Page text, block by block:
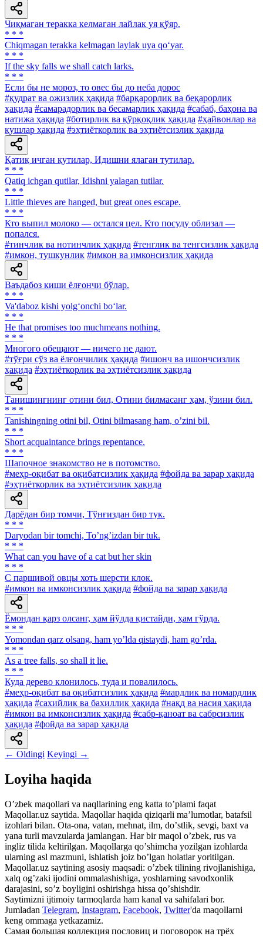
Чиқмаган теракка келмаган лайлак уя қўяр.
* * *
Chiqmagan terakka kelmagan laylak uya qo‘yar.
* * *
If the sky falls we shall catch larks.
* * *
Если бы не мороз, то овес бы до неба дорос
#қудрат ва ожизлик ҳақида #барқарорлик ва беқарорлик
ҳақида #самарадорлик ва бесамарлик ҳақида #сабаб, баҳона ва
натижа ҳақида #ботирлик ва қўрқоқлик ҳақида #ҳайвонлар ва
қушлар ҳақида #эҳтиёткорлик ва эҳтиётсизлик ҳақида
Қатиқ ичган қутилар, Идишни ялаган тутилар.
* * *
Qatiq ichgan qutilar, Idishni yalagan tutilar.
* * *
Little thieves are hanged, but great ones escape.
* * *
Кто выпил молоко — остался цел. Кто посуду облизал —
попался.
#тинчлик ва нотинчлик ҳақида #тенглик ва тенгсизлик ҳақида
#имкон, тушкунлик #имкон ва имконсизлик ҳақида
Ваъдабоз киши ёлғончи бўлар.
* * *
Va'daboz kishi yolg‘onchi bo‘lar.
* * *
He that promises too muchmeans nothing.
* * *
Многого обещают — ничего не дают.
#тўғри сўз ва ёлғончилик ҳақида #ишонч ва ишончсизлик
ҳақида #эҳтиёткорлик ва эҳтиётсизлик ҳақида
Танишингнинг отини бил, Отини билмасанг ҳам, ўзини бил.
* * *
Tanishingning otini bil, Otini bilmasang ham, oʼzini bil.
* * *
Short acquaintance brings repentance.
* * *
Шапочное знакомство не в потомство.
#меҳр-оқибат ва оқибатсизлик ҳақида #фойда ва зарар ҳақида
#эҳтиёткорлик ва эҳтиётсизлик ҳақида
Дарёдан бир томчи, Тўнғиздан бир тук.
* * *
Daryodan bir tomchi, Toʼngʼizdan bir tuk.
* * *
What can you have of a cat but her skin
* * *
С паршивой овцы хоть шерсти клок.
#имкон ва имконсизлик ҳақида #фойда ва зарар ҳақида
Ёмондан қарз олсанг, ҳам йўлда қистайди, ҳам гўрда.
* * *
Yomondan qarz olsang, ham yoʼlda qistaydi, ham goʼrda.
* * *
As a tree falls, so shall it lie.
* * *
Куда дерево клонилось, туда и повалилось.
#меҳр-оқибат ва оқибатсизлик ҳақида #мардлик ва номардлик
ҳақида #сахийлик ва бахиллик ҳақида #нақд ва насия ҳақида
#имкон ва имконсизлик ҳақида #сабр-қаноат ва сабрсизлик
ҳақида #фойда ва зарар ҳақида
← Oldingi Keyingi →
Loyiha haqida
Oʼzbek maqollari va naqllarining eng katta toʼplami faqat
Maqollar.uz saytida. Maqollar haqida qiziqarli maʼlumotlar, batafsil
izohlari bilan. Ota-ona, vatan, mehnat, ilm, doʼstlik, sevgi, baxt va
yana turli mavzularda jamlangan. Har bir maqol oʼzbek, rus va
ingliz tilida keltirilgan. Maqollarga qoʼshimcha yozilgan izohlarda
ularning asl mazmuni, ishlatish joiz boʼlgan holatlar yoritilgan.
Maqollar.uz saytining asosiy maqsadi: oʼzbek tilining rivojlanishiga,
xalq ogʼzaki ijodini ommalashishiga, yoshlarning savodxonlik
darajasini, soʼz boyligini oshirishga hissa qoʼshishdir.
Saytimizni ijtimoiy tarmoqlarda ham kanal va sahifalari bor.
Jumladan Telegram, Instagram, Facebook, Twitter'da maqollarni
keng ommaga yetkazamiz.
Самая большая коллекция пословиц и поговорок на трёх